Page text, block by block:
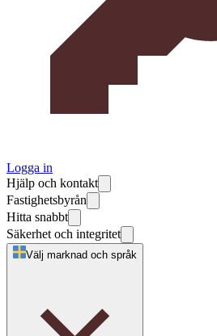
Logga in
Hjälp och kontakt
Fastighetsbyrån
Hitta snabbt
Säkerhet och integritet
Välj marknad och språk